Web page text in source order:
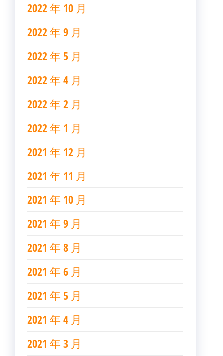
2022 年 10 月
2022 年 9 月
2022 年 5 月
2022 年 4 月
2022 年 2 月
2022 年 1 月
2021 年 12 月
2021 年 11 月
2021 年 10 月
2021 年 9 月
2021 年 8 月
2021 年 6 月
2021 年 5 月
2021 年 4 月
2021 年 3 月